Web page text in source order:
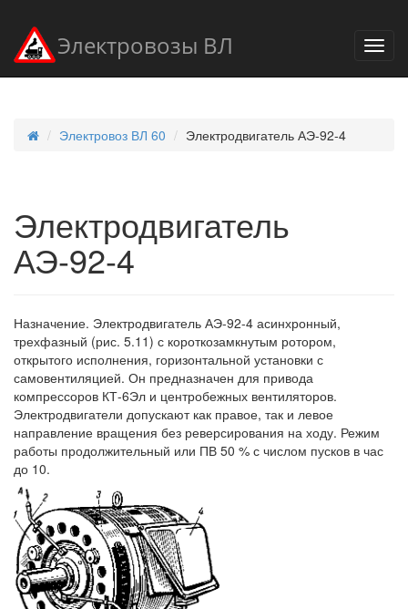
Электровозы ВЛ
Электровоз ВЛ 60 Электродвигатель АЭ-92-4
Электродвигатель
АЭ-92-4
Назначение. Электродвигатель АЭ-92-4 асинхронный,
трехфазный (рис. 5.11) с короткозамкнутым ротором,
открытого исполнения, горизонтальной установки с
самовентиляцией. Он предназначен для привода
компрессоров КТ-6Эл и центробежных вентиляторов.
Электродвигатели допускают как правое, так и левое
направление вращения без реверсирования на ходу. Режим
работы продолжительный или ПВ 50 % с числом пусков в час
до 10.